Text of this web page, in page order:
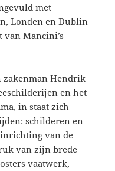
met
Londen en Dublin
van Mancini’s
zakenman Hendrik
en het
in staat zich
schilderen en
van de
van zijn brede
vaatwerk,